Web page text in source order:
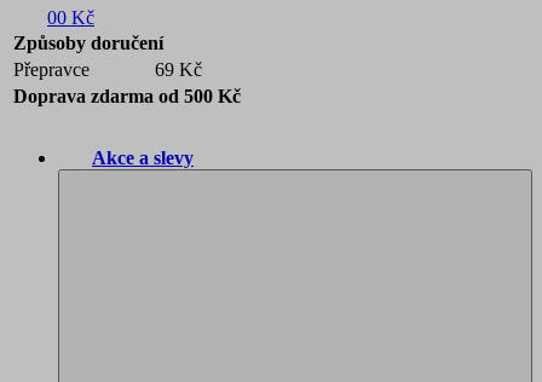
00 Kč
Způsoby doručení
Přepravce
69 Kč
Doprava zdarma od 500 Kč
Akce a slevy